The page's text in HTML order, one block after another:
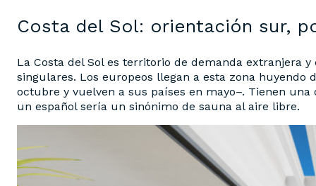
Costa del Sol: orientación sur,
La Costa del Sol es territorio de demanda extranjera
singulares. Los europeos llegan a esta zona
octubre y vuelven a sus países en mayo–. Tienen una
un español sería un sinónimo de sauna al aire libre.